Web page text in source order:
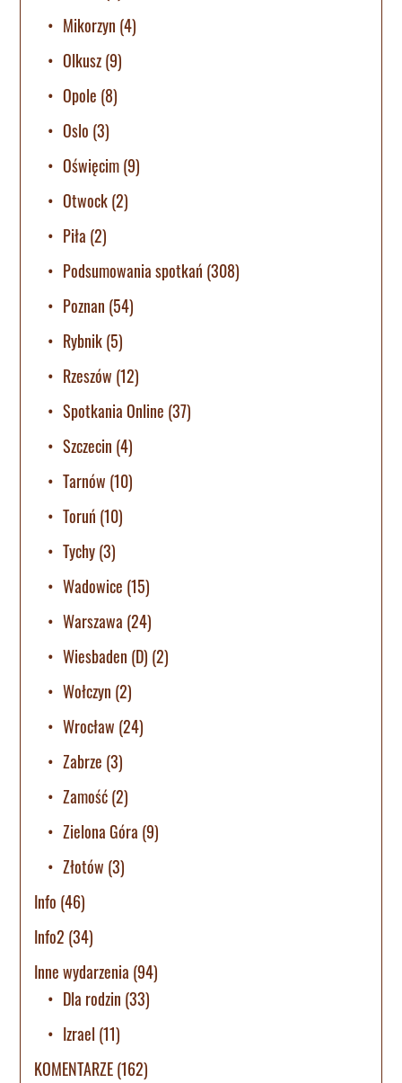
Mikorzyn (4)
Olkusz(9)
Opole (8)
Oslo (3)
Oświęcim(9)
Otwock(2)
Piła (2)
Podsumowania spotkań (308)
Poznan (54)
Rybnik(5)
Rzeszów (12)
Spotkania Online (37)
Szczecin (4)
Tarnów (10)
Toruń (10)
Tychy(3)
Wadowice (15)
Warszawa (24)
Wiesbaden (D) (2)
Wołczyn (2)
Wrocław (24)
Zabrze (3)
Zamość(2)
Zielona Góra (9)
Złotów (3)
Info (46)
Info2 (34)
Inne wydarzenia (94)
Dla rodzin (33)
Izrael (11)
KOMENTARZE(162)